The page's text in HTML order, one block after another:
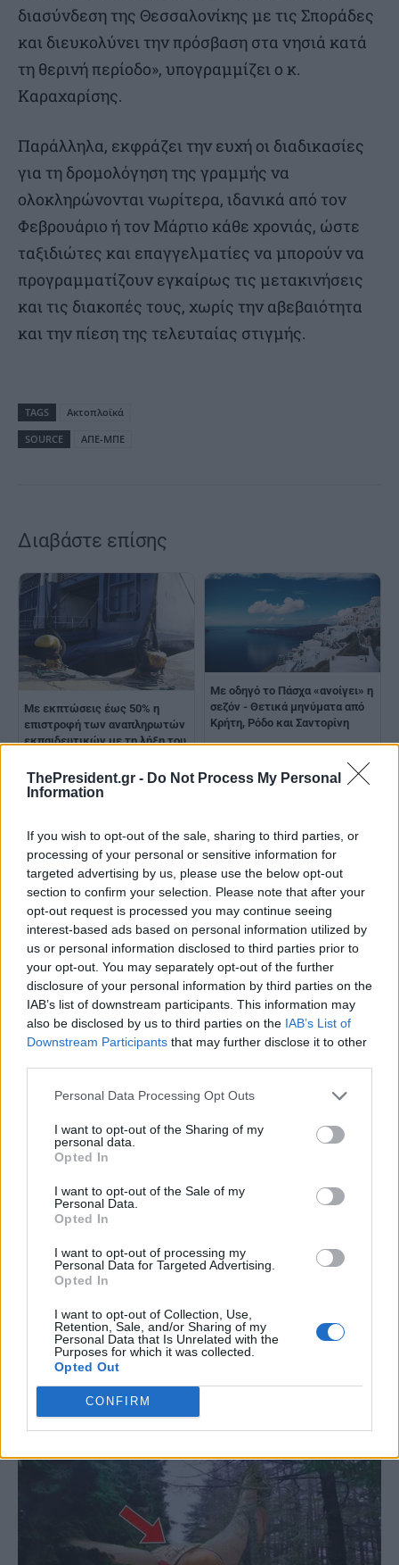
ThePresident.gr - Do Not Process My Personal
Information
If you wish to opt-out of the sale, sharing to third parties, or
processing of your personal or sensitive information for
targeted advertising by us, please use the below opt-out
section to confirm your selection. Please note that after your
opt-out request is processed you may continue seeing
interest-based ads based on personal information utilized by
us or personal information disclosed to third parties prior to
your opt-out. You may separately opt-out of the further
disclosure of your personal information by third parties on the
IAB’s list of downstream participants. This information may
also be disclosed by us to third parties on the IAB’s List of
Downstream Participants that may further disclose it to other
Personal Data Processing Opt Outs
I want to opt-out of the Sharing of my
personal data.
Opted In
I want to opt-out of the Sale of my
Personal Data.
Opted In
I want to opt-out of processing my
Personal Data for Targeted Advertising.
Opted In
I want to opt-out of Collection, Use,
Retention, Sale, and/or Sharing of my
Personal Data that Is Unrelated with the
Purposes for which it was collected.
Opted Out
CONFIRM
διασύνδεση της Θεσσαλονίκης με τις Σποράδες
και διευκολύνει την πρόσβαση στα νησιά κατά
τη θερινή περίοδο», υπογραμμίζει ο κ.
Καραχαρίσης.
Παράλληλα, εκφράζει την ευχή οι διαδικασίες
για τη δρομολόγηση της γραμμής να
ολοκληρώνονται νωρίτερα, ιδανικά από τον
Φεβρουάριο ή τον Μάρτιο κάθε χρονιάς, ώστε
ταξιδιώτες και επαγγελματίες να μπορούν να
προγραμματίζουν εγκαίρως τις μετακινήσεις
και τις διακοπές τους, χωρίς την αβεβαιότητα
και την πίεση της τελευταίας στιγμής.
TAGS
Ακτοπλοϊκά
SOURCE
ΑΠΕ-ΜΠΕ
Διαβάστε επίσης
Με εκπτώσεις έως 50% η
επιστροφή των αναπληρωτών
εκπαιδευτικών με τη λήξη του
Με οδηγό το Πάσχα «ανοίγει» η
σεζόν - Θετικά μηνύματα από
Κρήτη, Ρόδο και Σαντορίνη
Έκπτωση έως 50% σε εισιτήρια
για αναπληρωτές
εκπαιδευτικούς, το Πάσχα
Εκπτώσεις σε ακτοπλοϊκά
εισιτήρια για τη μετάβαση των
αναπληρωτών εκπαιδευτικών
Β’ φάσης προσλήψεων
κρατήσεις στα ακτοπλοϊκά
εισιτήρια - Αυξημένη η κίνηση
στα λιμάνια ενόψει του Πάσχα
ακτοπλοϊκά δρομολόγια των
Σποράδων με τη Θεσσαλονίκη
Προκήρυξη νέας
επιδοτούμενης ακτοπλοϊκής
γραμμής Θεσσαλονίκης και
Σποράδων
Σπάει η ακτοπλοϊκή
απομόνωση της Θεσσαλονίκης